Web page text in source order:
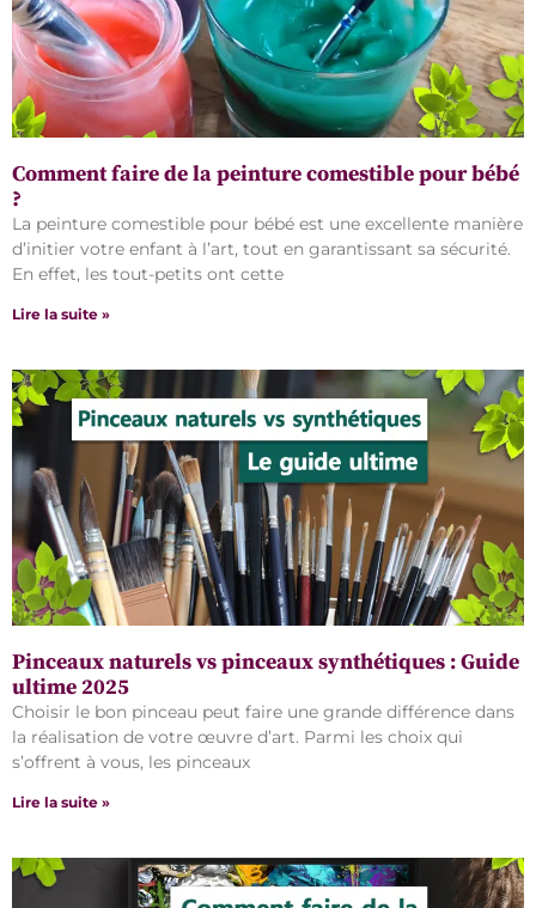
Comment faire de la peinture comestible pour bébé
?
La peinture comestible pour bébé est une excellente manière
d’initier votre enfant à l’art, tout en garantissant sa sécurité.
En effet, les tout-petits ont cette
Lire la suite »
Pinceaux naturels vs pinceaux synthétiques : Guide
ultime 2025
Choisir le bon pinceau peut faire une grande différence dans
la réalisation de votre œuvre d’art. Parmi les choix qui
s’offrent à vous, les pinceaux
Lire la suite »